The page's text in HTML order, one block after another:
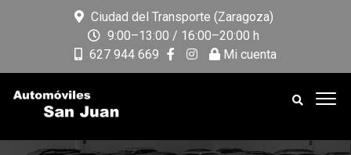
Ciudad del Transporte (Zaragoza)
9:00–13:00 / 16:00–20:00 h
627 944 669
Mi cuenta